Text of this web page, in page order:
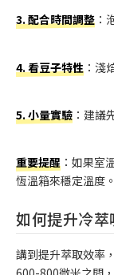
3. 配合時間調整 ：
4. 看豆子特性 ：淺
5. 小量實驗 ：建議
重要提醒 ：如果室
恆溫箱來穩定溫度
如何提升冷萃
講到提升萃取效率